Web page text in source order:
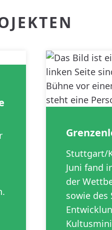
Stuttgart/
Juni fand
der
sowie des